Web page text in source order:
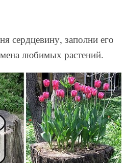
сердцевину, заполни его
любимых растений.